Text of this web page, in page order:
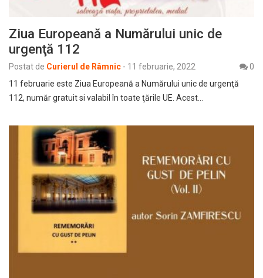
Ziua Europeană a Numărului unic de
urgenţă 112
Postat de Curierul de Râmnic - 11 februarie, 2022
0
11 februarie este Ziua Europeană a Numărului unic de urgenţă
112, număr gratuit si valabil în toate ţările UE. Acest…